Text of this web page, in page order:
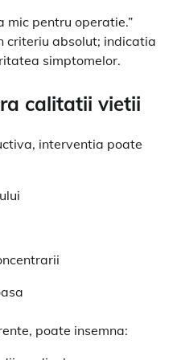
mic pentru operatie.”
criteriu absolut; indicatia
simptomelor.
calitatii vietii
interventia poate
poate insemna: